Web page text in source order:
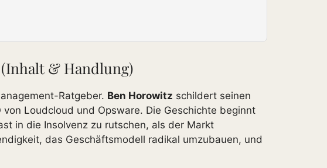
& Handlung)
Ratgeber. Ben Horowitz schildert seinen
Loudcloud und Opsware. Die Geschichte beginnt
in die Insolvenz zu rutschen, als der Markt
das Geschäftsmodell radikal umzubauen, und